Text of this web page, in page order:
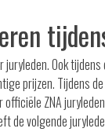
Ook
prijzen. Tijdens
ZNA
de volgende